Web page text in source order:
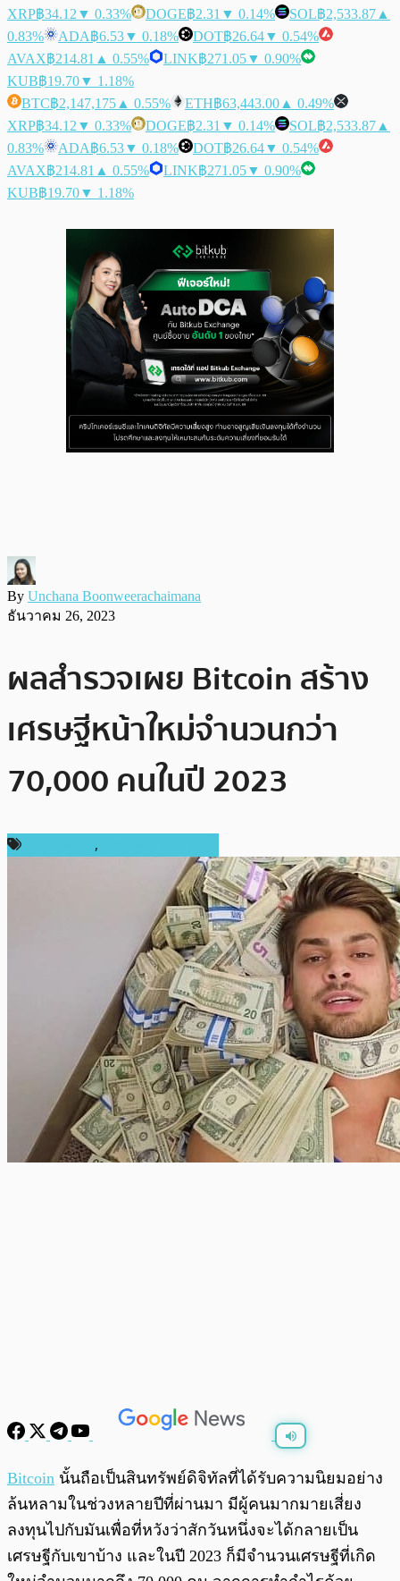
XRP฿34.12 ▼ 0.33% DOGE฿2.31 ▼ 0.14% SOL฿2,533.87 ▲
0.83%
ADA฿6.53▼ 0.18% DOT฿26.64▼ 0.54%
AVAX฿214.81 ▲ 0.55% LINK฿271.05▼ 0.90%
KUB฿19.70▼ 1.18%
BTC฿2,147,175 ▲ 0.55% ETH฿63,443.00 ▲ 0.49%
XRP฿34.12 ▼ 0.33% DOGE฿2.31 ▼ 0.14% SOL฿2,533.87 ▲
0.83%
ADA฿6.53▼ 0.18% DOT฿26.64▼ 0.54%
AVAX฿214.81 ▲ 0.55% LINK฿271.05▼ 0.90%
KUB฿19.70▼ 1.18%
By Unchana Boonweerachaimana
ธันวาคม 26, 2023
ผลสำรวจเผย Bitcoin สร้าง
เศรษฐีหน้าใหม่จำนวนกว่า
70,000 คนในปี 2023
,
พร้อมเล่น 0:00/
Bitcoin นั้นถือเป็นสินทรัพย์ดิจิทัลที่ได้รับความนิยมอย่าง
ล้นหลามในช่วงหลายปีที่ผ่านมา มีผู้คนมากมายเสี่ยง
ลงทุนไปกับมันเพื่อที่หวังว่าสักวันหนึ่งจะได้กลายเป็น
เศรษฐีกับเขาบ้าง และในปี 2023 ก็มีจำนวนเศรษฐีที่เกิด